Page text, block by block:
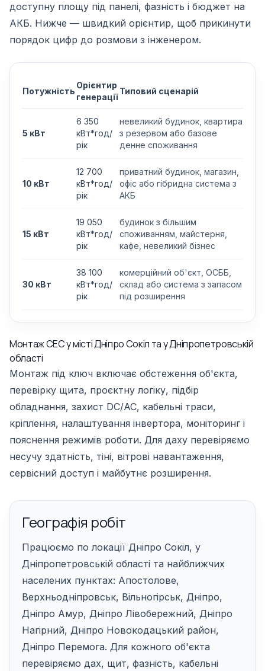
доступну площу під панелі, фазність і бюджет на
АКБ. Нижче — швидкий орієнтир, щоб прикинути
порядок цифр до розмови з інженером.
Потужність
Орієнтир
генерації
Типовий сценарій
5 кВт
6 350
кВт*год/
рік
невеликий будинок, квартира
з резервом або базове
денне споживання
10 кВт
12 700
кВт*год/
рік
приватний будинок, магазин,
офіс або гібридна система з
АКБ
15 кВт
19 050
кВт*год/
рік
будинок з більшим
споживанням, майстерня,
кафе, невеликий бізнес
30 кВт
38 100
кВт*год/
рік
комерційний об'єкт, ОСББ,
склад або система з запасом
під розширення
Монтаж СЕС у місті Дніпро Сокіл та у Дніпропетровській
області
Монтаж під ключ включає обстеження об'єкта,
перевірку щита, проєктну логіку, підбір
обладнання, захист DC/AC, кабельні траси,
кріплення, налаштування інвертора, моніторинг і
пояснення режимів роботи. Для даху перевіряємо
несучу здатність, тіні, вітрові навантаження,
сервісний доступ і майбутнє розширення.
Географія робіт
Працюємо по локації Дніпро Сокіл, у
Дніпропетровській області та найближчих
населених пунктах: Апостолове,
Верхньодніпровськ, Вільногірськ, Дніпро,
Дніпро Амур, Дніпро Лівобережний, Дніпро
Нагірний, Дніпро Новокодацький район,
Дніпро Перемога. Для кожного об'єкта
перевіряємо дах, щит, фазність, кабельні